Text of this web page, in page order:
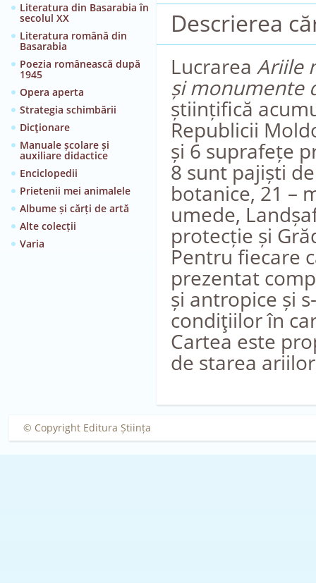
Literatura din Basarabia în
secolul XX
Literatura română din
Basarabia
Poezia românească după
1945
Opera aperta
Strategia schimbării
Dicţionare
Manuale școlare și
auxiliare didactice
Enciclopedii
Prietenii mei animalele
Albume și cărți de artă
Alte colecții
Varia
Descrierea
Lucrarea Ariile
și monumente
științifică
Republicii
și 6 suprafețe
8 sunt pajiști
botanice, 21 –
umede,
protecție și
Pentru fiecare
prezentat
și antropice și
condiţiilor în
Cartea este
de starea
© Copyright Editura Știința